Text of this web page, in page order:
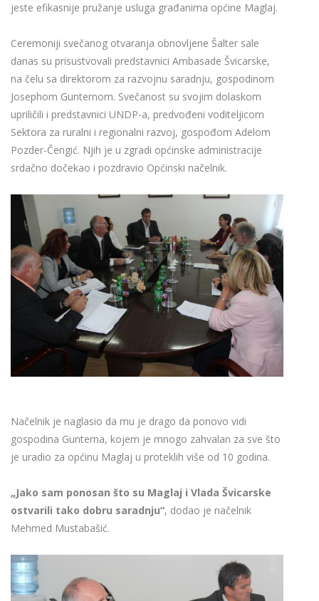
jeste efikasnije pružanje usluga građanima općine Maglaj.
Ceremoniji svečanog otvaranja obnovljene Šalter sale
danas su prisustvovali predstavnici Ambasade Švicarske,
na čelu sa direktorom za razvojnu saradnju, gospodinom
Josephom Gunternom. Svečanost su svojim dolaskom
upriličili i predstavnici UNDP-a, predvođeni voditeljicom
Sektora za ruralni i regionalni razvoj, gospođom Adelom
Pozder-Čengić. Njih je u zgradi općinske administracije
srdačno dočekao i pozdravio Općinski načelnik.
Načelnik je naglasio da mu je drago da ponovo vidi
gospodina Gunterna, kojem je mnogo zahvalan za sve što
je uradio za općinu Maglaj u proteklih više od 10 godina.
„Jako sam ponosan što su Maglaj i Vlada Švicarske
ostvarili tako dobru saradnju“, dodao je načelnik
Mehmed Mustabašić.